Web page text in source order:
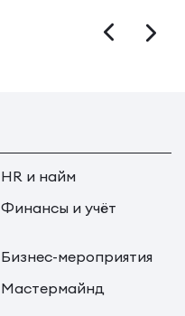
HR и найм
Финансы и учёт
Бизнес-мероприятия
Мастермайнд